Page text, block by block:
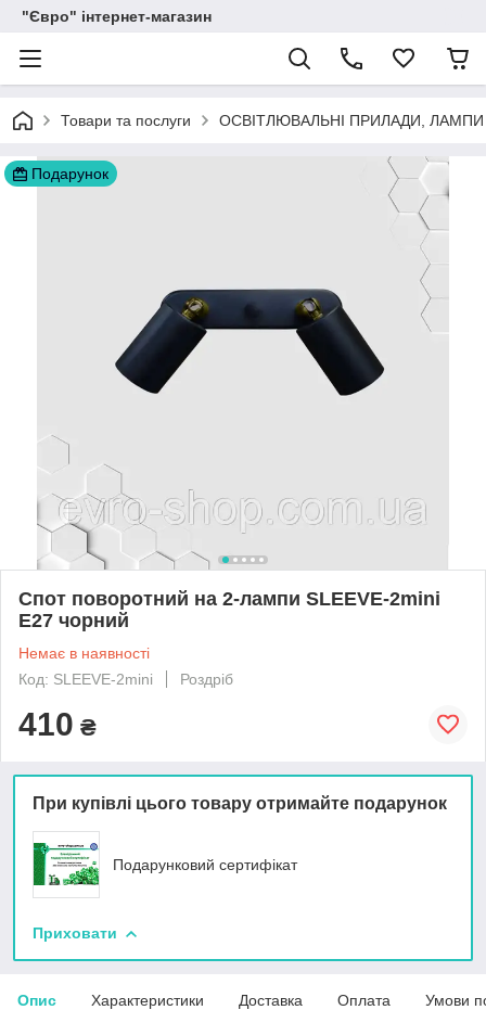
"Євро" інтернет-магазин
Товари та послуги ОСВІТЛЮВАЛЬНІ ПРИЛАДИ,
Подарунок
Спот поворотний на 2-лампи SLEEVE-2mini
E27 чорний
Немає в наявності
Код: SLEEVE-2mini
Роздріб
410 ₴
При купівлі цього товару отримайте подарунок
Подарунковий сертифікат
Приховати
Опис Характеристики Доставка Оплата Умови